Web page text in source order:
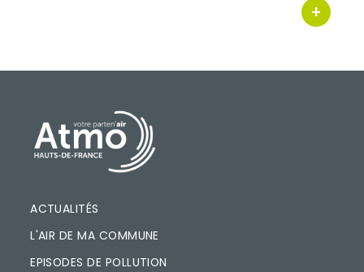
+
bouton
PIED DE PAGE
ACTUALITÉS
L'AIR DE MA COMMUNE
EPISODES DE POLLUTION